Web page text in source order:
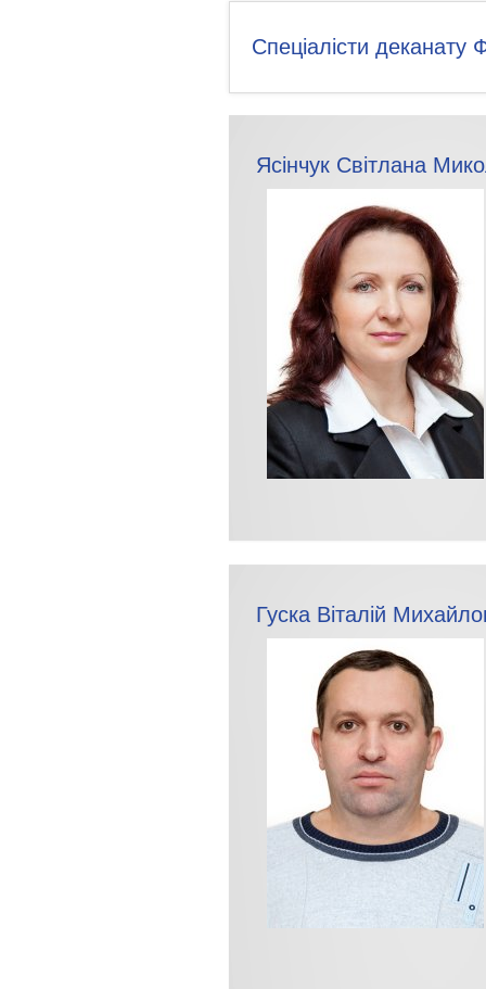
Спеціалісти деканату
Ясінчук Світлана
Гуска Віталій